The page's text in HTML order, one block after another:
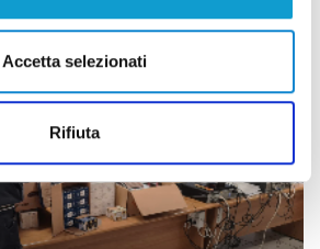
Accetta selezionati
Rifiuta